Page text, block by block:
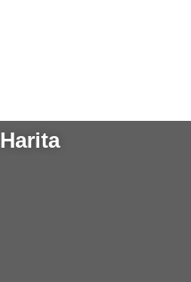
Harita